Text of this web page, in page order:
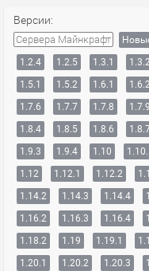
Версии:
Сервера Майнкрафт
1.2.4
1.2.5 1.3.1
1.5.1
1.5.2 1.6.1
1.7.6
1.7.7 1.7.8 1.7.9
1.8.4
1.8.5 1.8.6 1.8.7
1.9.3
1.9.4 1.10
1.12
1.12.1 1.12.2
1.14.2
1.14.3 1.14.4
1.16.2
1.16.3 1.16.4
1.18.2
1.19 1.19.1
1.20.1
1.20.2 1.20.3